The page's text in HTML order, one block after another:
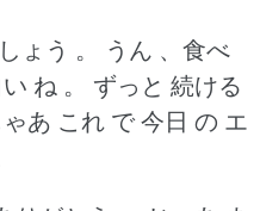
ょう 。
うん 、食べ
ね 。
ずっと 続ける
ゃあ これ で 今日 の エ